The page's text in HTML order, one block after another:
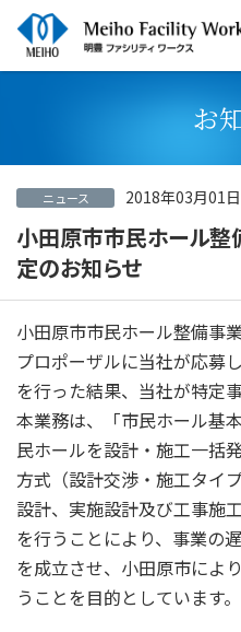
お
ニュース 2018年03月01日
小田原市市民ホール
定のお知らせ
小田原市市民ホール整備事
プロポーザルに当社が応募
を行った結果、当社が特定
本業務は、「市民ホール基
民ホールを設計・施工一括
方式（設計交渉・施工タイ
設計、実施設計及び工事施
を行うことにより、事業の
を成立させ、小田原市によ
うことを目的としています。